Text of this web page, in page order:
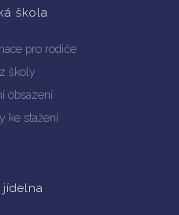
škola
pro rodiče
školy
obsazení
ke stažení